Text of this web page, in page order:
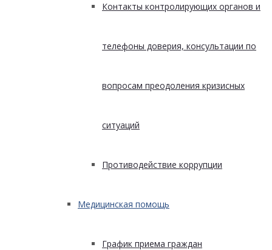
Контакты контролирующих органов и
телефоны доверия, консультации по
вопросам преодоления кризисных
ситуаций
Противодействие коррупции
Медицинская помощь
График приема граждан